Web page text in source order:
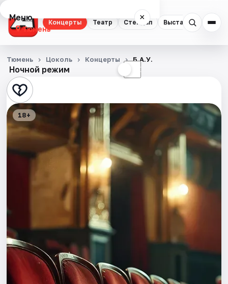
Концерты Театр Стендап Выставки
Меню ×
Тюмень
Концерты
Театр
Стендап
Выставки
Квесты
Экскурсии
Города
Площадки
Ночной режим ☾
Тюмень Цоколь Концерты Б.А.У.
18+